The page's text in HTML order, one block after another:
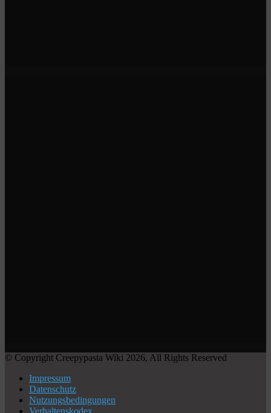
© Copyright Creepypasta Wiki 2026, All Rights Reserved
Impressum
Datenschutz
Nutzungsbedingungen